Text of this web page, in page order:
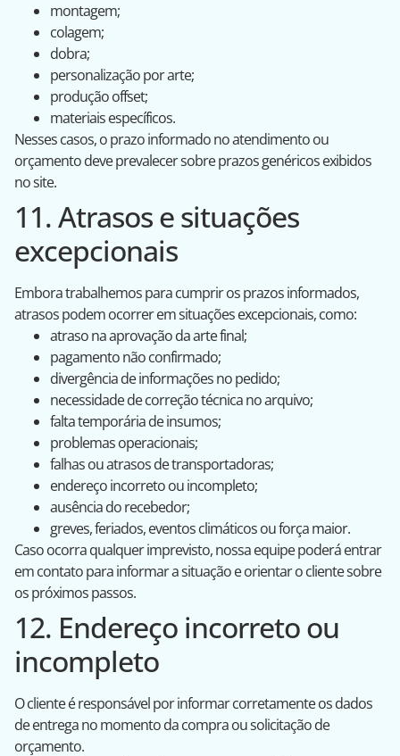
montagem;
colagem;
dobra;
personalização por arte;
produção offset;
materiais específicos.
Nesses casos, o prazo informado no atendimento ou
orçamento deve prevalecer sobre prazos genéricos exibidos
no site.
11. Atrasos e situações
excepcionais
Embora trabalhemos para cumprir os prazos informados,
atrasos podem ocorrer em situações excepcionais, como:
atraso na aprovação da arte final;
pagamento não confirmado;
divergência de informações no pedido;
necessidade de correção técnica no arquivo;
falta temporária de insumos;
problemas operacionais;
falhas ou atrasos de transportadoras;
endereço incorreto ou incompleto;
ausência do recebedor;
greves, feriados, eventos climáticos ou força maior.
Caso ocorra qualquer imprevisto, nossa equipe poderá entrar
em contato para informar a situação e orientar o cliente sobre
os próximos passos.
12. Endereço incorreto ou
incompleto
O cliente é responsável por informar corretamente os dados
de entrega no momento da compra ou solicitação de
orçamento.